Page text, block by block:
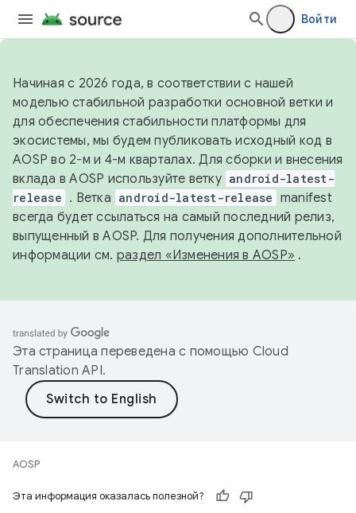
Войти
Начиная с 2026 года, в соответствии с нашей
моделью стабильной разработки основной ветки и
для обеспечения стабильности платформы для
экосистемы, мы будем публиковать исходный код в
AOSP во 2-м и 4-м кварталах. Для сборки и внесения
вклада в AOSP используйте ветку android-latest-
release . Ветка android-latest-release manifest
всегда будет ссылаться на самый последний релиз,
выпущенный в AOSP. Для получения дополнительной
информации см. раздел «Изменения в AOSP» .
Эта страница переведена с помощью Cloud
Translation API.
AOSP
Эта информация оказалась полезной?